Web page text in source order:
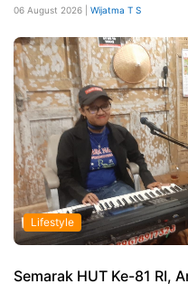
06 August 2026 | Wijatma T S
Lifestyle
Semarak HUT Ke-81 RI,